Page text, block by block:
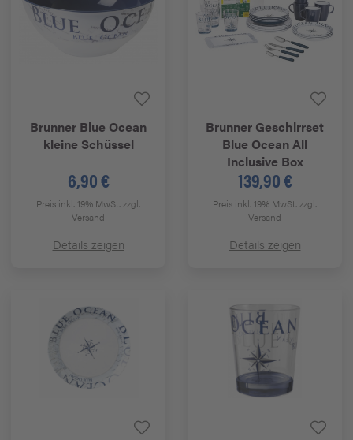
Brunner Blue Ocean
kleine Schüssel
6,90 €
Preis inkl. 19% MwSt.zzgl.
Versand
Details zeigen
Brunner Geschirrset
Blue Ocean All
Inclusive Box
139,90 €
Preis inkl. 19% MwSt.zzgl.
Versand
Details zeigen